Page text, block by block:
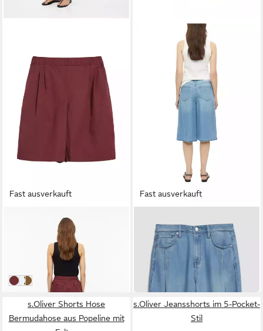
Fast ausverkauft
Shorts Hose Bermudahose
aus Popeline mit Falten
ab 31,99 € UVP 39,99 €
DARK POMEGRANAT
0100_weiß
TEAK BROWN
Fast ausverkauft
Bermudas Style Suri Jeans-
Hosenrock - kniebedeckend
ab 65,99 €
s.Oliver Shorts Hose
Bermudahose aus Popeline mit
s.Oliver Jeansshorts im 5-Pocket-
Stil